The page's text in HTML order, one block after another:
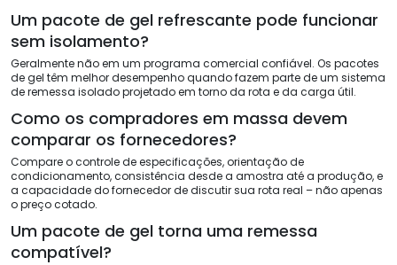
Um pacote de gel refrescante pode funcionar
sem isolamento?
Geralmente não em um programa comercial confiável. Os pacotes
de gel têm melhor desempenho quando fazem parte de um sistema
de remessa isolado projetado em torno da rota e da carga útil.
Como os compradores em massa devem
comparar os fornecedores?
Compare o controle de especificações, orientação de
condicionamento, consistência desde a amostra até a produção, e
a capacidade do fornecedor de discutir sua rota real – não apenas
o preço cotado.
Um pacote de gel torna uma remessa
compatível?